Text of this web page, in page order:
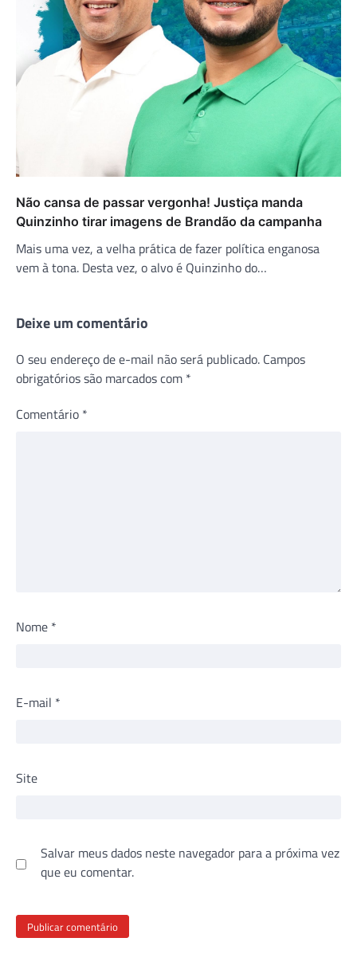
Não cansa de passar vergonha! Justiça manda
Quinzinho tirar imagens de Brandão da campanha
Mais uma vez, a velha prática de fazer política enganosa
vem à tona. Desta vez, o alvo é Quinzinho do…
Deixe um comentário
O seu endereço de e-mail não será publicado. Campos
obrigatórios são marcados com *
Comentário *
Nome *
E-mail *
Site
Salvar meus dados neste navegador para a próxima vez
que eu comentar.